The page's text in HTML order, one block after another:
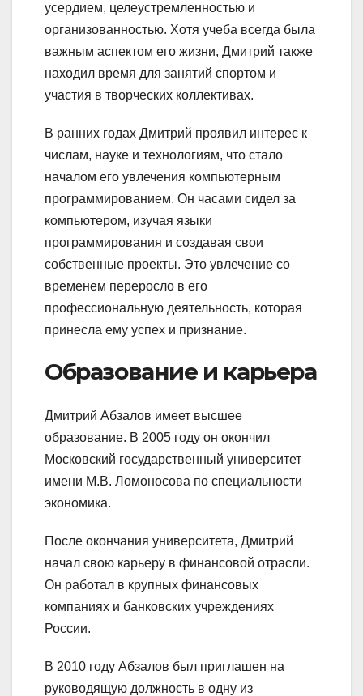
усердием, целеустремленностью и
организованностью. Хотя учеба всегда была
важным аспектом его жизни, Дмитрий также
находил время для занятий спортом и
участия в творческих коллективах.
В ранних годах Дмитрий проявил интерес к
числам, науке и технологиям, что стало
началом его увлечения компьютерным
программированием. Он часами сидел за
компьютером, изучая языки
программирования и создавая свои
собственные проекты. Это увлечение со
временем переросло в его
профессиональную деятельность, которая
принесла ему успех и признание.
Образование и карьера
Дмитрий Абзалов имеет высшее
образование. В 2005 году он окончил
Московский государственный университет
имени М.В. Ломоносова по специальности
экономика.
После окончания университета, Дмитрий
начал свою карьеру в финансовой отрасли.
Он работал в крупных финансовых
компаниях и банковских учреждениях
России.
В 2010 году Абзалов был приглашен на
руководящую должность в одну из